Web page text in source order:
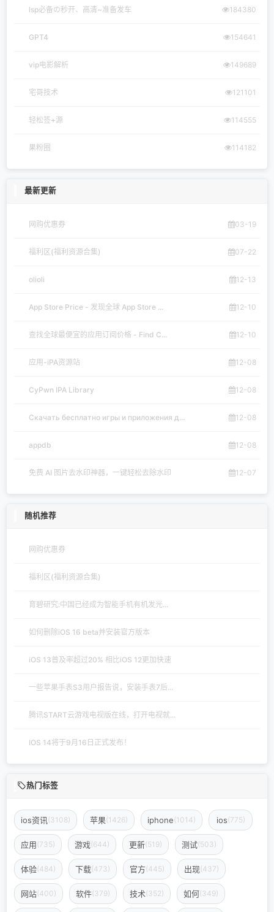
lsp必备の秒开、高清~准备发车 184380
GPT4 154641
vip电影解析 149689
宅哥技术 121101
轻松签+源 114555
果粉圈 114182
最新更新
网购优惠券 03-19
福利区(福利资源合集) 07-22
olioli 12-13
App Store Price - 发现全球 App Store ... 12-10
查找全球最便宜的应用订阅价格 - Find C... 12-10
应用-iPA资源站 12-08
CyPwn IPA Library 12-08
Скачать бесплатно игры и приложения д... 12-08
appdb 12-08
免费 AI 图片去水印神器，一键轻松去除水印 12-07
随机推荐
网购优惠券
福利区(福利资源合集)
育碧研究:中国已经成为智能手机有机发光...
如何删除iOS 16 beta并安装官方版本
iOS 13普及率超过20% 相比iOS 12更加快速
一些苹果手表S3用户报告说，安装手表7后...
腾讯START云游戏电视版在线，打开电视就...
IOS 14将于9月16日正式发布！
热门标签
ios资讯 (3108) 苹果(1426) iphone(1014) ios(775)
应用(735) 游戏(644) 更新(519) 测试(503)
体验(484) 下载(473) 官方(445) 出现(437)
网站(400) 软件(379) 技术(352) 如何(349)